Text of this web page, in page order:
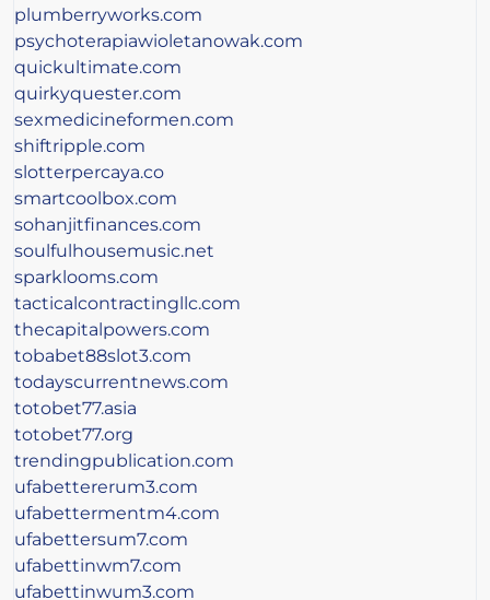
plumberryworks.com
psychoterapiawioletanowak.com
quickultimate.com
quirkyquester.com
sexmedicineformen.com
shiftripple.com
slotterpercaya.co
smartcoolbox.com
sohanjitfinances.com
soulfulhousemusic.net
sparklooms.com
tacticalcontractingllc.com
thecapitalpowers.com
tobabet88slot3.com
todayscurrentnews.com
totobet77.asia
totobet77.org
trendingpublication.com
ufabettererum3.com
ufabettermentm4.com
ufabettersum7.com
ufabettinwm7.com
ufabettinwum3.com